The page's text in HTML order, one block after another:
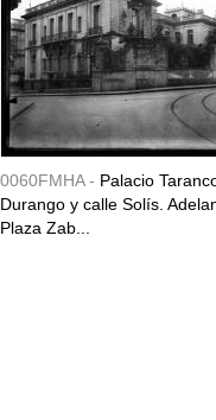
0060FMHA - Palacio
Durango y calle Solís.
Plaza Zab...